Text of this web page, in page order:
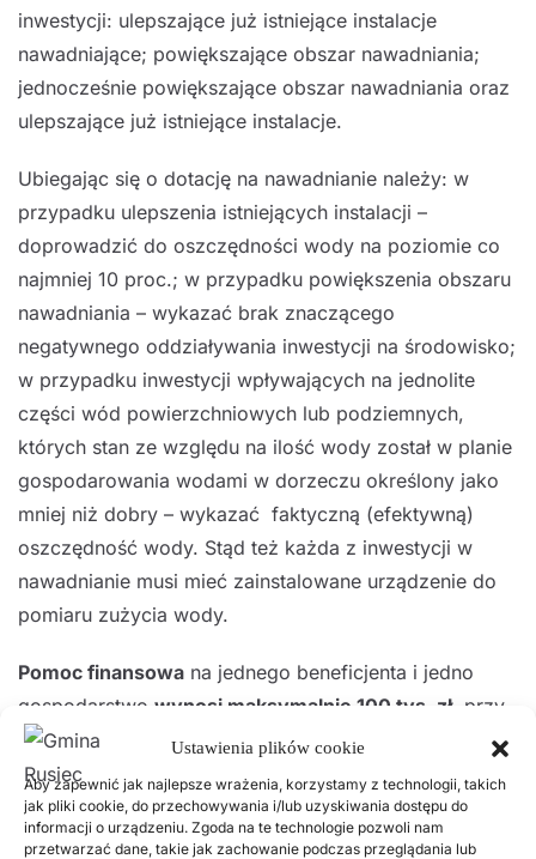
Ustawienia plików cookie
Aby zapewnić jak najlepsze wrażenia, korzystamy z technologii, takich
jak pliki cookie, do przechowywania i/lub uzyskiwania dostępu do
informacji o urządzeniu. Zgoda na te technologie pozwoli nam
przetwarzać dane, takie jak zachowanie podczas przeglądania lub
inwestycji: ulepszające już istniejące instalacje
nawadniające; powiększające obszar nawadniania;
jednocześnie powiększające obszar nawadniania oraz
ulepszające już istniejące instalacje.
Ubiegając się o dotację na nawadnianie należy: w
przypadku ulepszenia istniejących instalacji –
doprowadzić do oszczędności wody na poziomie co
najmniej 10 proc.; w przypadku powiększenia obszaru
nawadniania – wykazać brak znaczącego
negatywnego oddziaływania inwestycji na środowisko;
w przypadku inwestycji wpływających na jednolite
części wód powierzchniowych lub podziemnych,
których stan ze względu na ilość wody został w planie
gospodarowania wodami w dorzeczu określony jako
mniej niż dobry – wykazać faktyczną (efektywną)
oszczędność wody. Stąd też każda z inwestycji w
nawadnianie musi mieć zainstalowane urządzenie do
pomiaru zużycia wody.
Pomoc finansowa na jednego beneficjenta i jedno
gospodarstwo wynosi maksymalnie 100 tys. zł, przy
czymrefundacji podlega
50 proc. kosztów
poniesionych na realizację inwestycji (60 proc. w
przypadku młodego rolnika). Minimalny poziom
kosztów inwestycji musi być wyższy niż 15 tys.